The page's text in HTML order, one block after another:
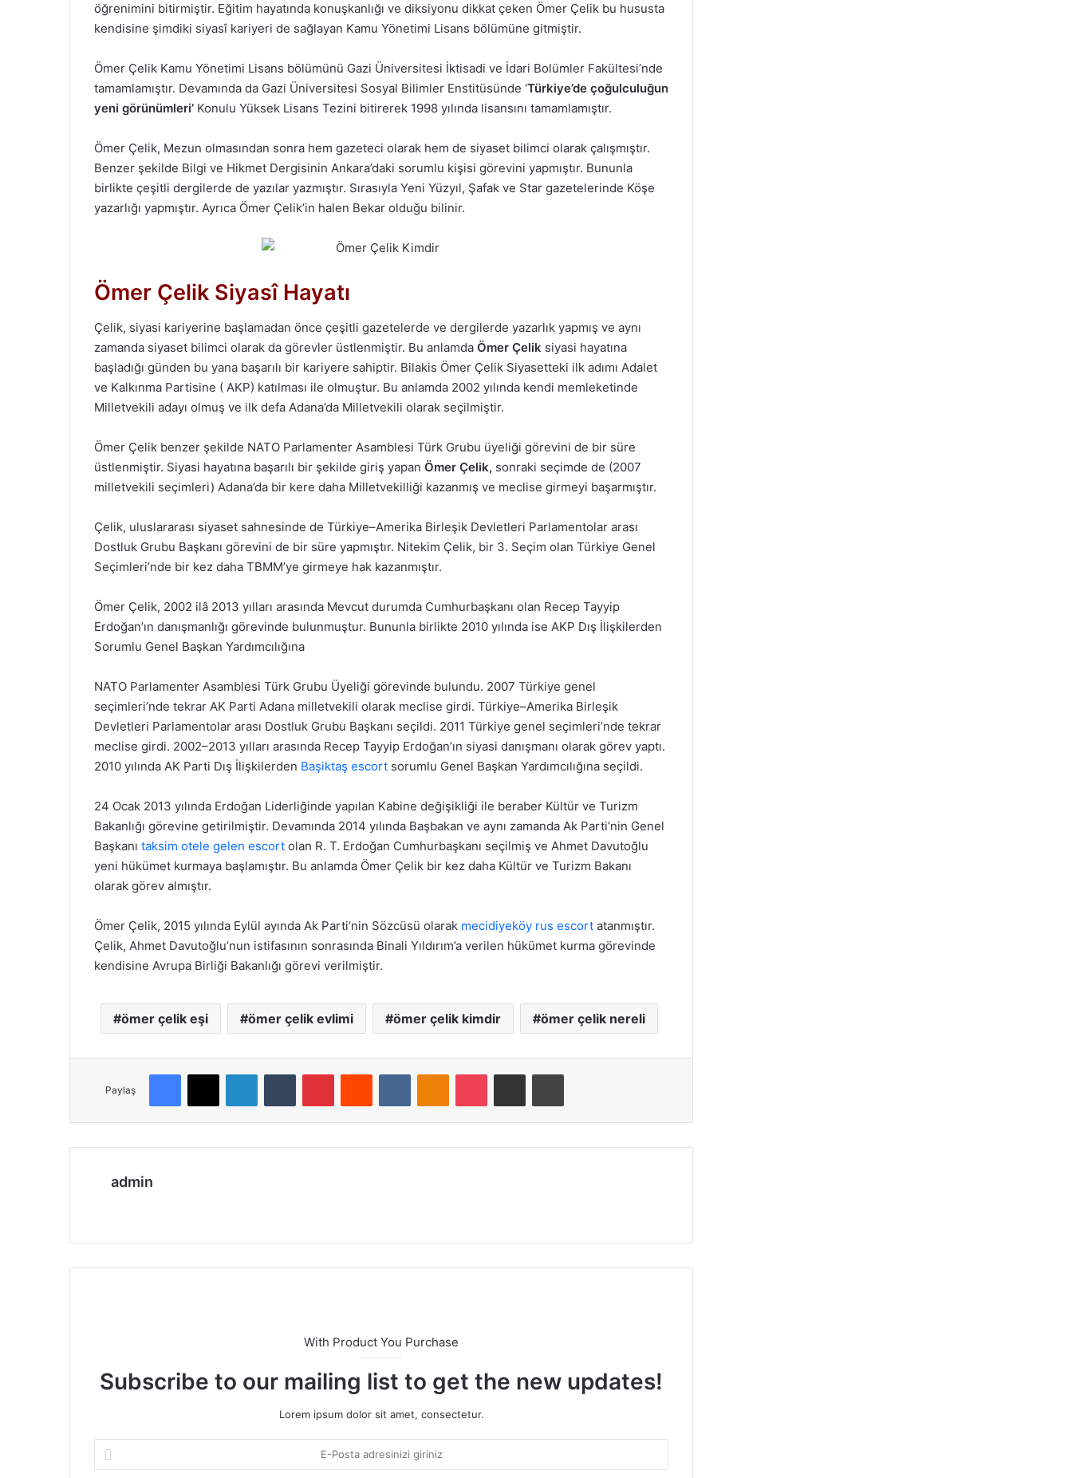
öğrenimini bitirmiştir. Eğitim hayatında konuşkanlığı ve diksiyonu dikkat çeken Ömer Çelik bu hususta
kendisine şimdiki siyasî kariyeri de sağlayan Kamu Yönetimi Lisans bölümüne gitmiştir.
Ömer Çelik Kamu Yönetimi Lisans bölümünü Gazi Üniversitesi İktisadi ve İdari Bolümler Fakültesi’nde
tamamlamıştır. Devamında da Gazi Üniversitesi Sosyal Bilimler Enstitüsünde ‘Türkiye’de çoğulculuğun
yeni görünümleri’ Konulu Yüksek Lisans Tezini bitirerek 1998 yılında lisansını tamamlamıştır.
Ömer Çelik, Mezun olmasından sonra hem gazeteci olarak hem de siyaset bilimci olarak çalışmıştır.
Benzer şekilde Bilgi ve Hikmet Dergisinin Ankara’daki sorumlu kişisi görevini yapmıştır. Bununla
birlikte çeşitli dergilerde de yazılar yazmıştır. Sırasıyla Yeni Yüzyıl, Şafak ve Star gazetelerinde Köşe
yazarlığı yapmıştır. Ayrıca Ömer Çelik’in halen Bekar olduğu bilinir.
Ömer Çelik Siyasî Hayatı
Çelik, siyasi kariyerine başlamadan önce çeşitli gazetelerde ve dergilerde yazarlık yapmış ve aynı
zamanda siyaset bilimci olarak da görevler üstlenmiştir. Bu anlamda Ömer Çelik siyasi hayatına
başladığı günden bu yana başarılı bir kariyere sahiptir. Bilakis Ömer Çelik Siyasetteki ilk adımı Adalet
ve Kalkınma Partisine ( AKP) katılması ile olmuştur. Bu anlamda 2002 yılında kendi memleketinde
Milletvekili adayı olmuş ve ilk defa Adana’da Milletvekili olarak seçilmiştir.
Ömer Çelik benzer şekilde NATO Parlamenter Asamblesi Türk Grubu üyeliği görevini de bir süre
üstlenmiştir. Siyasi hayatına başarılı bir şekilde giriş yapan Ömer Çelik, sonraki seçimde de (2007
milletvekili seçimleri) Adana’da bir kere daha Milletvekilliği kazanmış ve meclise girmeyi başarmıştır.
Çelik, uluslararası siyaset sahnesinde de Türkiye–Amerika Birleşik Devletleri Parlamentolar arası
Dostluk Grubu Başkanı görevini de bir süre yapmıştır. Nitekim Çelik, bir 3. Seçim olan Türkiye Genel
Seçimleri’nde bir kez daha TBMM’ye girmeye hak kazanmıştır.
Ömer Çelik, 2002 ilâ 2013 yılları arasında Mevcut durumda Cumhurbaşkanı olan Recep Tayyip
Erdoğan’ın danışmanlığı görevinde bulunmuştur. Bununla birlikte 2010 yılında ise AKP Dış İlişkilerden
Sorumlu Genel Başkan Yardımcılığına
NATO Parlamenter Asamblesi Türk Grubu Üyeliği görevinde bulundu. 2007 Türkiye genel
seçimleri’nde tekrar AK Parti Adana milletvekili olarak meclise girdi. Türkiye–Amerika Birleşik
Devletleri Parlamentolar arası Dostluk Grubu Başkanı seçildi. 2011 Türkiye genel seçimleri’nde tekrar
meclise girdi. 2002–2013 yılları arasında Recep Tayyip Erdoğan’ın siyasi danışmanı olarak görev yaptı.
2010 yılında AK Parti Dış İlişkilerden Başiktaş escort sorumlu Genel Başkan Yardımcılığına seçildi.
24 Ocak 2013 yılında Erdoğan Liderliğinde yapılan Kabine değişikliği ile beraber Kültür ve Turizm
Bakanlığı görevine getirilmiştir. Devamında 2014 yılında Başbakan ve aynı zamanda Ak Parti’nin Genel
Başkanı taksim otele gelen escort olan R. T. Erdoğan Cumhurbaşkanı seçilmiş ve Ahmet Davutoğlu
yeni hükümet kurmaya başlamıştır. Bu anlamda Ömer Çelik bir kez daha Kültür ve Turizm Bakanı
olarak görev almıştır.
Ömer Çelik, 2015 yılında Eylül ayında Ak Parti’nin Sözcüsü olarak mecidiyeköy rus escort atanmıştır.
Çelik, Ahmet Davutoğlu’nun istifasının sonrasında Binali Yıldırım’a verilen hükümet kurma görevinde
kendisine Avrupa Birliği Bakanlığı görevi verilmiştir.
ömer çelik eşi ömer çelik evlimi ömer çelik kimdir ömer çelik nereli
Paylaş
admin
sit
esi
With Product You Purchase
Subscribe to our mailing list to get the new updates!
Lorem ipsum dolor sit amet, consectetur.